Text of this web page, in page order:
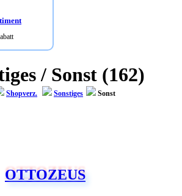
/ Sonst (162)
dem Bereich professionelle Klebstoffe